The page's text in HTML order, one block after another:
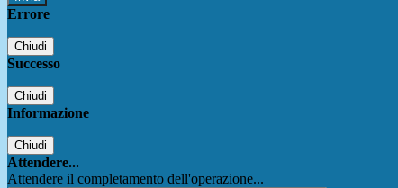
Errore
Chiudi
Successo
Chiudi
Informazione
Chiudi
Attendere...
Attendere il completamento dell'operazione...